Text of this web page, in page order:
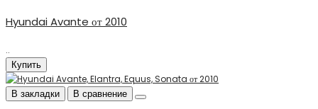
Hyundai Avante от 2010
..
Купить
В закладки В сравнение